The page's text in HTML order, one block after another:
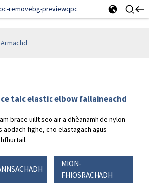
taic elastic elbow fallaineachd
brace uillt seo air a dhèanamh de nylon
aodach fighe, cho elastagach agus
MION-
FHIOSRACHADH